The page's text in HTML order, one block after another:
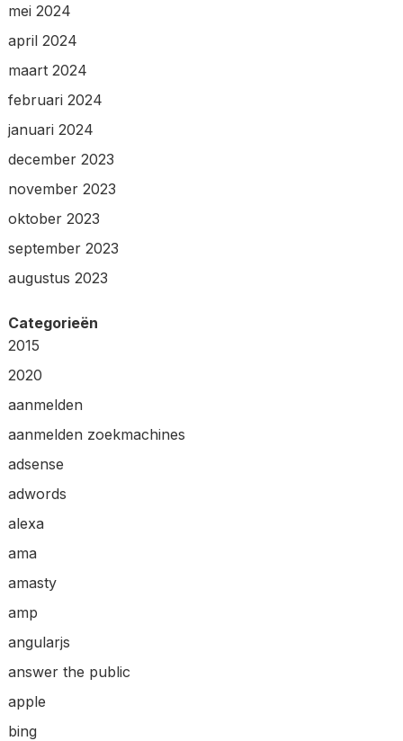
mei 2024
april 2024
maart 2024
februari 2024
januari 2024
december 2023
november 2023
oktober 2023
september 2023
augustus 2023
Categorieën
2015
2020
aanmelden
aanmelden zoekmachines
adsense
adwords
alexa
ama
amasty
amp
angularjs
answer the public
apple
bing